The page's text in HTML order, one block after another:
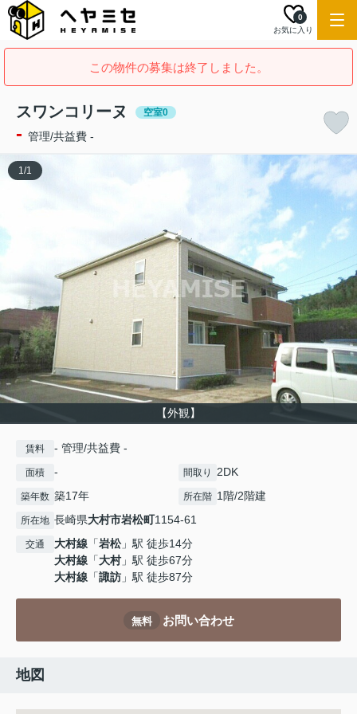
お気に入り
0
この物件の募集は終了しました。
スワンコリーヌ 空室0
- 管理/共益費 -
【外観】
1/1
賃料 - 管理/共益費 -
面積 - 間取り 2DK
築年数 築17年 所在階 1階/2階建
所在地 長崎県大村市岩松町1154-61
交通 大村線 「岩松」駅 徒歩14分
大村線 「大村」駅 徒歩67分
大村線 「諏訪 」駅 徒歩87分
無料 お問い合わせ
地図